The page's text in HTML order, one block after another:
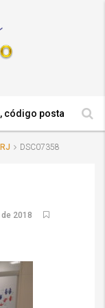
DSC07358
2018